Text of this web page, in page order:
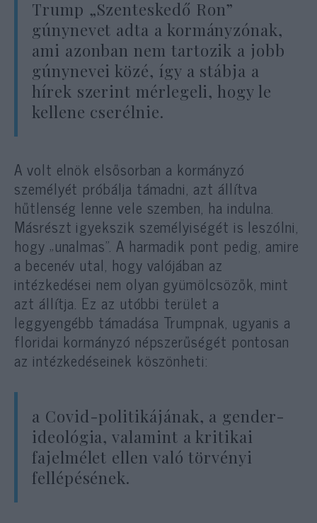
Trump „Szenteskedő Ron”
gúnynevet adta a kormányzónak,
ami azonban nem tartozik a jobb
gúnynevei közé, így a stábja a
hírek szerint mérlegeli, hogy le
kellene cserélnie.
A volt elnök elsősorban a kormányzó
személyét próbálja támadni, azt állítva
hűtlenség lenne vele szemben, ha indulna.
Másrészt igyekszik személyiségét is leszólni,
hogy „unalmas”. A harmadik pont pedig, amire
a becenév utal, hogy valójában az
intézkedései nem olyan gyümölcsözők, mint
azt állítja. Ez az utóbbi terület a
leggyengébb támadása Trumpnak, ugyanis a
floridai kormányzó népszerűségét pontosan
az intézkedéseinek köszönheti:
a Covid-politikájának, a gender-
ideológia, valamint a kritikai
fajelmélet ellen való törvényi
fellépésének.